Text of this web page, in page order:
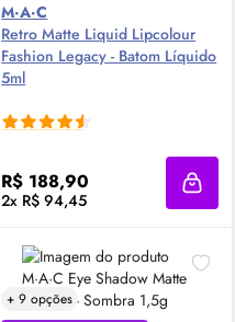
à sacola
M·A·C
Retro Matte Liquid Lipcolour
Fashion Legacy - Batom Líquido
5ml
R$ 188,90
2x R$ 94,45
+ 9 opções